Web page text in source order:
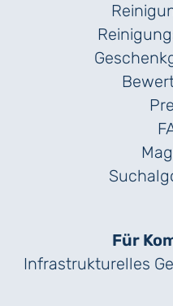
Für
Infrastrukturelles